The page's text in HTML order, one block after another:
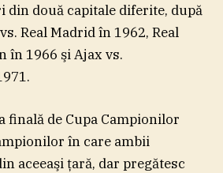
din două capitale diferite, după
Real Madrid în 1962, Real
în 1966 şi Ajax vs.
finală de Cupa Campionilor
în care ambii
aceeaşi ţară, dar pregătesc